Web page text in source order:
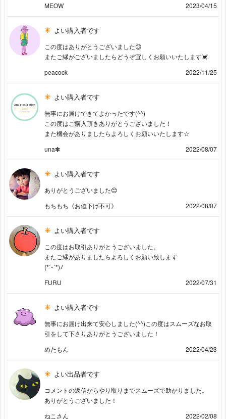
MEOW
2023/04/15
よい購入者です
この度はありがとうございました😊
またご縁がございましたらどうぞ宜しくお願いいたします💓
peacock
2022/11/25
よい購入者です
無事にお届けできてよかったです(^^)
この度はご購入頂きありがとうございました！
また機会がありましたらよろしくお願いいたします☆
una✽
2022/08/07
よい購入者です
ありがとうございました😊
もちもち《お値下げ不可》
2022/08/07
よい購入者です
この度はお取引ありがとうございました。
またご縁がありましたらよろしくお願い致します
(*ˊᵕˋ*)ﾉ
FURU
2022/07/31
よい購入者です
無事にお届け出来て安心しました(^^)この度はスムーズなお取
引をして下さりありがとうございました！
めたもん
2022/04/23
よい出品者です
コメントの返信からやり取りまでスムーズで助かりました。
ありがとうございました！
ねこさん
2022/02/08